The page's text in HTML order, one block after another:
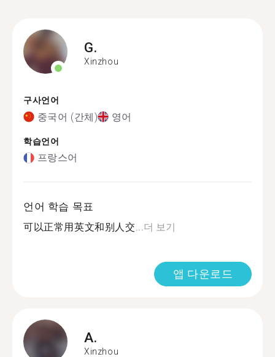
G.
Xinzhou
구사언어
중국어 (간체) 영어
학습언어
프랑스어
언어 학습 목표
可以正常用英文和别人交...더 보기
앱 다운로드
A.
Xinzhou